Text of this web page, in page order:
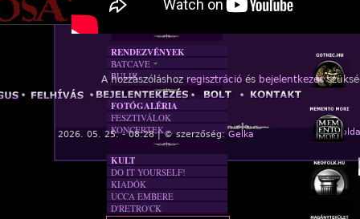
A hozzászóláshoz regisztrációés bejelentkezés
2026. 05. 25. - 08:28 | © szerzőség:Gelka «
FORDÍTÁSOK
RENDEZVÉNYEK
BATCAVE
AKTUÁLIS
A MÚLT
BULIK
FOTÓGALÉRIA
FESZTIVÁLOK
KONCERTEK
KULT
DO IT YOURSELF!
KIADÓK
UCCA EMBERE
D'RETRO'CK